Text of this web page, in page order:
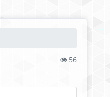
56